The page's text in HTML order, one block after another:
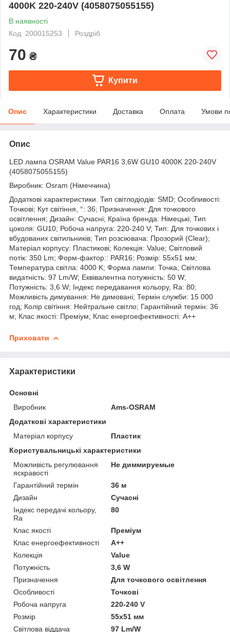
4000K 220-240V (4058075055155)
В наявності
Код: 200015253
Роздріб
70 ₴
Купити
Опис Характеристики Доставка Оплата Умови
Опис
LED лампа OSRAM Value PAR16 3,6W GU10 4000K 220-240V
(4058075055155)
Виробник: Osram (Німеччина)
Додаткові характеристики. Тип світлодіодів: SMD; Особливості:
Точкові; Кут світіння, °: 36; Призначення: Для точкового
освітлення; Дизайн: Сучасні; Країна бренда: Німецькі; Тип
цоколя: GU10; Робоча напруга: 220-240 V; Тип: Для точкових і
вбудованих світильників; Тип розсіювача: Прозорий (Clear);
Матеріал корпусу: Пластикові; Колекція: Value; Світловий
потік: 350 Lm; Форм-фактор:: PAR16; Розмір: 55х51 мм;
Температура світла: 4000 K; Форма лампи: Точка; Світлова
видатність: 97 Lm/W; Еквівалентна потужність: 50 W;
Потужність: 3,6 W; Індекс передавання кольору, Ra: 80;
Можливість димування: Не димовані; Термін служби: 15 000
год; Колір світіння: Нейтральне світло; Гарантійний термін: 36
м; Клас якості: Преміум; Клас енергоефективності: A++
Приховати
Характеристики
Основні
Виробник
Ams-OSRAM
Додаткові характеристики
Матеріал корпусу
Пластик
Користувальницькі характеристики
Можливість регулювання
яскравості
Не диммируемые
Гарантійний термін
36 м
Дизайн
Сучасні
Індекс передачі кольору,
Ra
80
Клас якості
Преміум
Клас енергоефективності
A++
Колекція
Value
Потужність
3,6 W
Призначення
Для точкового освітлення
Особливості
Точкові
Робоча напруга
220-240 V
Розмір
55х51 мм
Світлова віддача
97 Lm/W